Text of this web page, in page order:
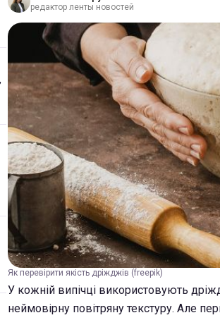
редактор ленты новостей
Як перевірити якість дріжджів (freepik)
У кожній випічці використовують
неймовірну повітряну текстуру. Але